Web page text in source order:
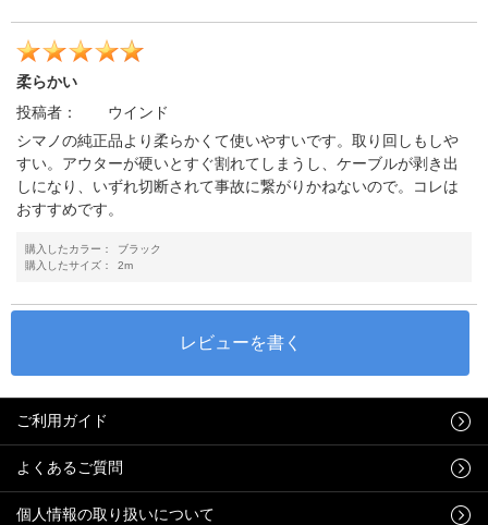
柔らかい
投稿者：
ウインド
シマノの純正品より柔らかくて使いやすいです。取り回しもしや
すい。アウターが硬いとすぐ割れてしまうし、ケーブルが剥き出
しになり、いずれ切断されて事故に繋がりかねないので。コレは
おすすめです。
購入したカラー：
ブラック
購入したサイズ：
2m
ご利用ガイド
よくあるご質問
個人情報の取り扱いについて